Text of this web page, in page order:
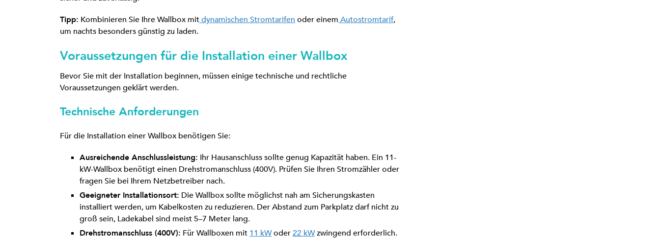
Tipp: Kombinieren Sie Ihre Wallbox mitdynamischen Stromtarifen oder einem Autostromtarif,
um nachts besonders günstig zu laden.
Voraussetzungen für die Installation einer Wallbox
Bevor Sie mit der Installation beginnen, müssen einige technische und rechtliche
Voraussetzungen geklärt werden.
Technische Anforderungen
Für die Installation einer Wallbox benötigen Sie:
Ausreichende Anschlussleistung: Ihr Hausanschluss sollte genug Kapazität haben. Ein 11-
kW-Wallbox benötigt einen Drehstromanschluss (400V). Prüfen Sie Ihren Stromzähler oder
fragen Sie bei Ihrem Netzbetreiber nach.
Geeigneter Installationsort: Die Wallbox sollte möglichst nah am Sicherungskasten
installiert werden, um Kabelkosten zu reduzieren. Der Abstand zum Parkplatz darf nicht zu
groß sein, Ladekabel sind meist 5–7 Meter lang.
Drehstromanschluss (400V): Für Wallboxen mit 11 kWoder22 kWzwingend erforderlich.